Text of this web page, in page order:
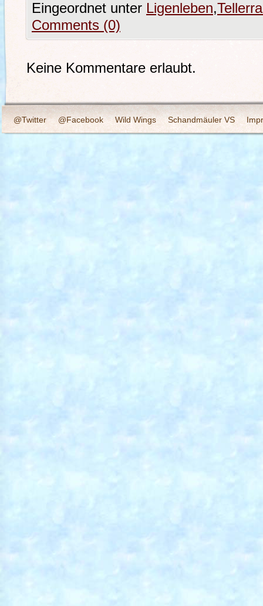
Eingeordnet unter Ligenleben,
Comments (0)
Keine Kommentare erlaubt.
@Twitter @Facebook Wild Wings Schandmäuler VS